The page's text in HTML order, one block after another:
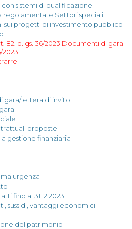
sistemi di qualificazione
regolamentate Settori speciali
sui progetti di investimento pubblico
82, d.lgs. 36/2023 Documenti di gara
2023
gara/lettera di invito
proposte
gestione finanziaria
urgenza
fino al 31.12.2023
sussidi, vantaggi economici
del patrimonio